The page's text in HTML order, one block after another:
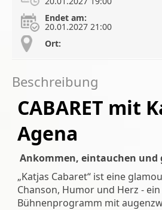
Endet am:
20.01.2027 21:00
Ort:
Beschreibung
CABARET mit
Agena
Ankommen, eintauchen und
„Katjas Cabaret“ ist eine
Chanson, Humor und Herz -
Bühnenprogramm mit